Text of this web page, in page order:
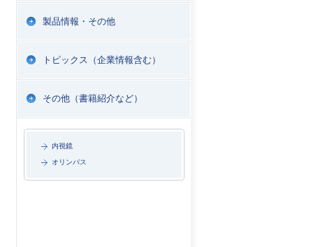
製品情報・その他
トピックス（企業情報含む）
その他（書籍紹介など）
内視鏡
オリンパス